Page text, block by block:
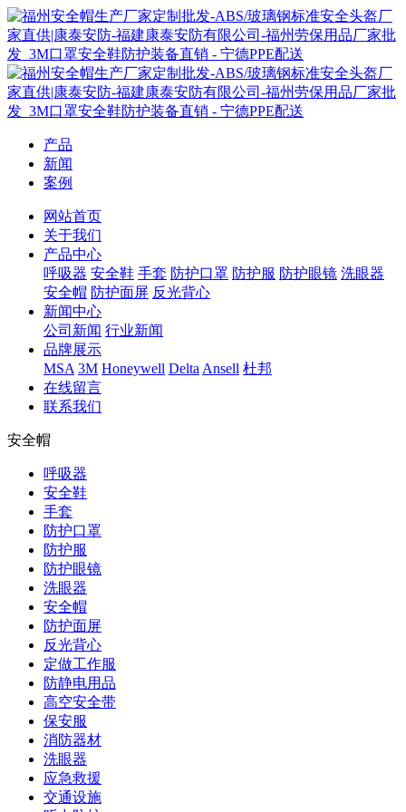
产品
新闻
案例
网站首页
关于我们
产品中心
呼吸器 安全鞋 手套 防护口罩 防护服 防护眼镜 洗眼器
安全帽 防护面屏 反光背心
新闻中心
公司新闻 行业新闻
品牌展示
MSA 3M Honeywell Delta Ansell 杜邦
在线留言
联系我们
安全帽
呼吸器
安全鞋
手套
防护口罩
防护服
防护眼镜
洗眼器
安全帽
防护面屏
反光背心
定做工作服
防静电用品
高空安全带
保安服
消防器材
洗眼器
应急救援
交通设施